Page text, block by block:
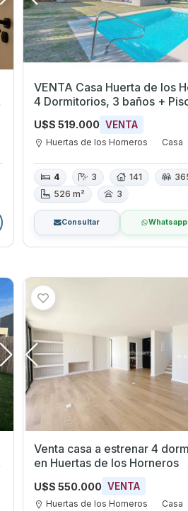
VENTA Casa Huerta de los
4 Dormitorios, 3 baños +
U$S 519.000 VENTA
Huertas de los Horneros Casa
4 3 141
526 m²
3
Consultar Whatsapp
Venta casa a estrenar 4
en Huertas de los Horneros
U$S 550.000 VENTA
Huertas de los Horneros Casa